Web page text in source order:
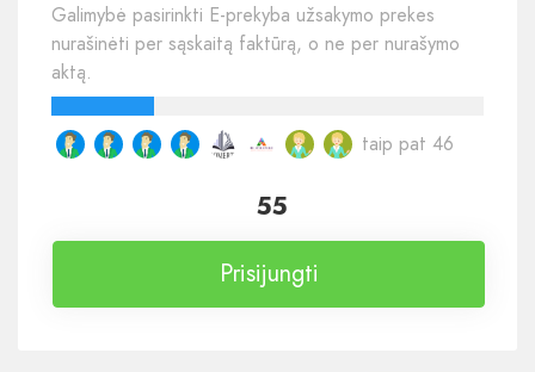
55
Prisijungti
Galimybė pasirinkti E-prekyba užsakymo prekes
nurašinėti per sąskaitą faktūrą, o ne per nurašymo
aktą.
taip pat 46